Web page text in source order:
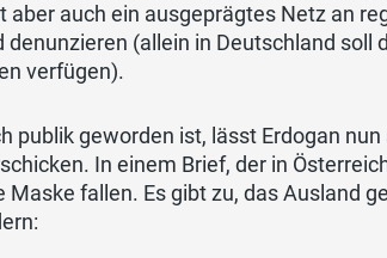
aber auch ein ausgeprägtes Netz an
denunzieren (allein in Deutschland soll
verfügen).
publik geworden ist, lässt Erdogan
In einem Brief, der in
Maske fallen. Es gibt zu, das Ausland